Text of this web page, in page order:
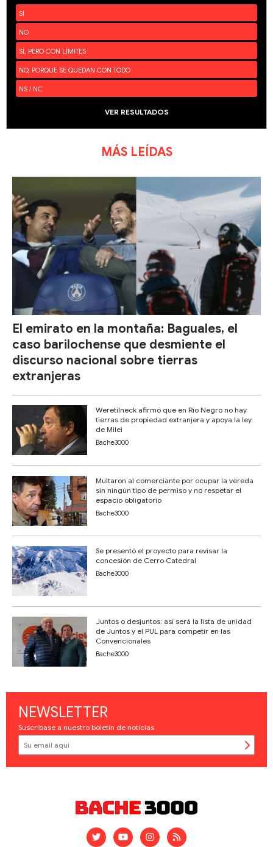
SÍ
NO
SÍ, PERO CON LÍMITES
NO, PORQUE SE QUEDAN CON TODO
NS / NC
VER RESULTADOS
MÁS LEÍDAS
El emirato en la montaña: Baguales, el
caso barilochense que desmiente el
discurso nacional sobre tierras
extranjeras
Weretilneck afirmó que en Río Negro no hay
tierras de propiedad extranjera y apoya la ley
de Milei
Bache3000
Multaron al comerciante por ocupar la vereda
sin ningún tipo de permiso y no respetar el
espacio obligatorio
Bache3000
Se presentó el proyecto para revisar la
concesión de Cerro Catedral
Bache3000
Juntos o desjuntos: así será la lista de unidad
de Juntos y el PUL para competir en las
Convencionales
Bache3000
NEWSLETTER
Suscríbase a nuestro boletín de noticias